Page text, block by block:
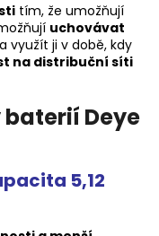
tím, že umožňují
uchovávat
využít ji v době, kdy
na distribuční síti
Deye
5,12